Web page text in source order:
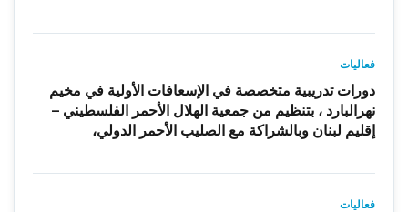
فعاليات
دورات تدريبية متخصصة في الإسعافات الأولية في مخيم
نهرالبارد ، بتنظيم من جمعية الهلال الأحمر الفلسطيني –
إقليم لبنان وبالشراكة مع الصليب الأحمر الدولي،
فعاليات